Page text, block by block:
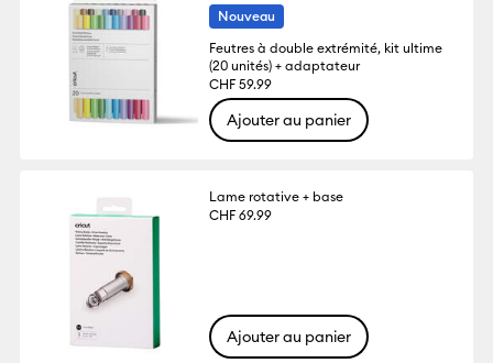
Nouveau
Feutres à double extrémité, kit ultime
(20 unités) + adaptateur
CHF 59.99
Ajouter au panier
Lame rotative + base
CHF 69.99
Ajouter au panier